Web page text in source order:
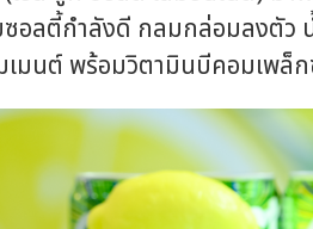
ซอลตี้กำลังดี กลมกล่อมลงตัว
มนต์ พร้อมวิตามินบีคอมเพล็